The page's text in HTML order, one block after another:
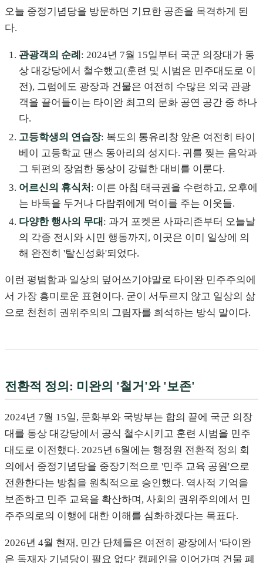
오늘 중정기념당을 방문하면 기묘한 공존을 목격하게 된
다.
관광객의 순례 : 2024년 7월 15일부터 국군 의장대가 동
상 대강당에서 철수했고(훈련 및 시범은 민주대도로 이
전), 그럼에도 광장과 건물은 여전히 수많은 외국 관광
객을 끌어들이는 타이완 최고의 문화 공연 공간 중 하나
다.
고등학생의 연습장: 복도의 통유리창 앞은 여전히 타이
베이 고등학교 댄스 동아리의 성지다. 귀를 찢는 음악과
그 뒤편의 장엄한 동상이 강렬한 대비를 이룬다.
어르신의 휴식처 : 이른 아침 태극권을 수련하고, 오후에
는 바둑을 두거나 다람쥐에게 먹이를 주는 이웃들.
다양한 행사의 무대 : 과거 포켓몬 사파리존부터 오늘날
의 각종 전시와 시민 행동까지, 이곳은 이미 일상에 의
해 완전히 '탈신성화'되었다.
이런 평범함과 일상의 덮어쓰기야말로 타이완 민주주의에
서 가장 흥미로운 표현이다. 굳이 서두르지 않고 일상의 삶
으로 천천히 권위주의의 그림자를 희석하는 방식 말이다.
전환적 정의: 미완의 '철거'와 '보존'
2024년 7월 15일, 문화부와 국방부는 합의 끝에 국군 의장
대를 동상 대강당에서 공식 철수시키고 훈련 시범을 민주
대도로 이전했다. 2025년 6월에는 행정원 전환적 정의 회
의에서 중정기념당을 중장기적으로 '민주 교육 공원'으로
전환한다는 방침을 원칙적으로 승인했다. 역사적 기억을
보존하고 민주 교육을 확산하며, 사회의 권위주의에서 민
주주의로의 이행에 대한 이해를 심화하겠다는 목표다.
2026년 4월 현재, 민간 단체들은 여전히 광장에서 '타이완
은 독재자 기념당이 필요 없다' 캠페인을 이어가며 건물 폐